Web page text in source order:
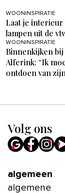
WOONINSPIRATIE
Laat je interieur
lampen uit de
WOONINSPIRATIE
Binnenkijken bij
Alferink: “Ik
ontdoen van
Volg ons
algemeen
algemene